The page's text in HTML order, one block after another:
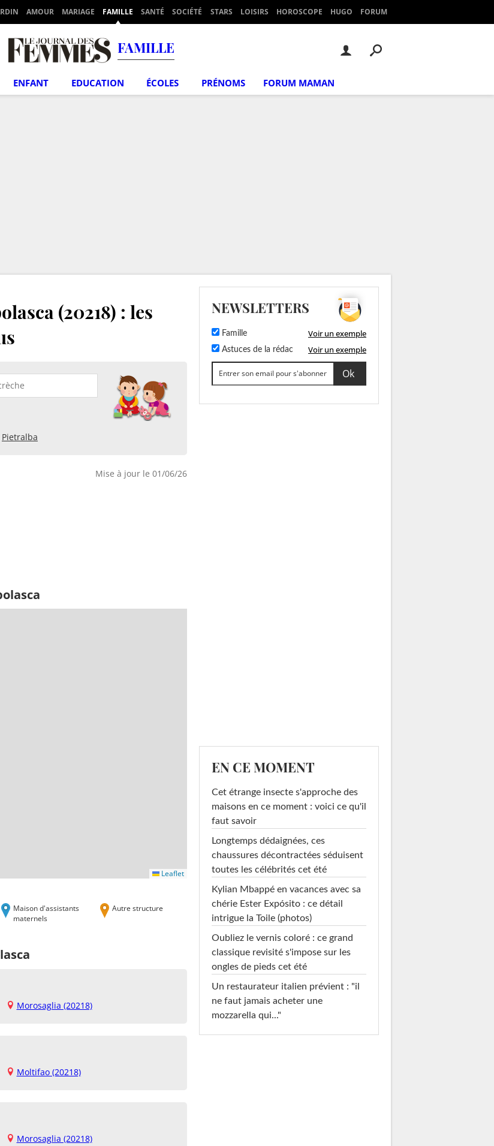
AMOUR MARIAGE FAMILLE SANTÉ SOCIÉTÉ STARS LOISIRS HOROSCOPE HUGO FORUM
FAMILLE
ENFANT EDUCATION ÉCOLES PRÉNOMS FORUM MAMAN
(20218) : les
Pietralba
Mise à jour le 01/06/26
Leaflet
Maison d'assistants
maternels
Autre structure
Morosaglia (20218)
Moltifao (20218)
Morosaglia (20218)
NEWSLETTERS
Famille Voir un exemple
Astuces de la rédac Voir un exemple
EN CE MOMENT
Cet étrange insecte s'approche des
maisons en ce moment : voici ce qu'il
faut savoir
Longtemps dédaignées, ces
chaussures décontractées séduisent
toutes les célébrités cet été
Kylian Mbappé en vacances avec sa
chérie Ester Expósito : ce détail
intrigue la Toile (photos)
Oubliez le vernis coloré : ce grand
classique revisité s'impose sur les
ongles de pieds cet été
Un restaurateur italien prévient : "il
ne faut jamais acheter une
mozzarella qui..."